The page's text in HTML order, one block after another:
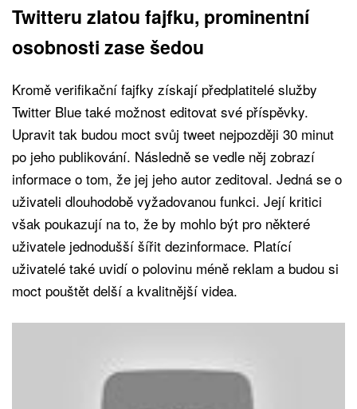
Twitteru zlatou fajfku, prominentní
osobnosti zase šedou
Kromě verifikační fajfky získají předplatitelé služby
Twitter Blue také možnost editovat své příspěvky.
Upravit tak budou moct svůj tweet nejpozději 30 minut
po jeho publikování. Následně se vedle něj zobrazí
informace o tom, že jej jeho autor zeditoval. Jedná se o
uživateli dlouhodobě vyžadovanou funkci. Její kritici
však poukazují na to, že by mohlo být pro některé
uživatele jednodušší šířit dezinformace. Platící
uživatelé také uvidí o polovinu méně reklam a budou si
moct pouštět delší a kvalitnější videa.